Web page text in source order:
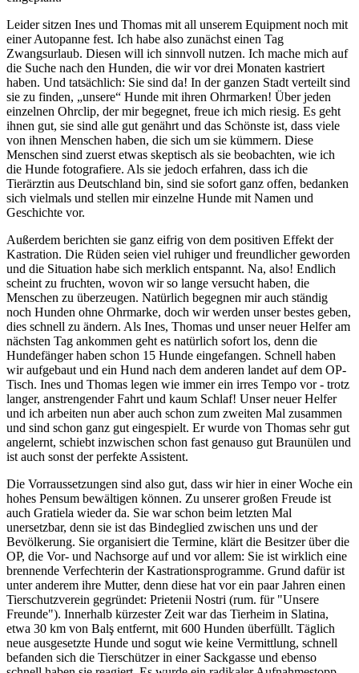
Leider sitzen Ines und Thomas mit all unserem Equipment noch mit
einer Autopanne fest. Ich habe also zunächst einen Tag
Zwangsurlaub. Diesen will ich sinnvoll nutzen. Ich mache mich auf
die Suche nach den Hunden, die wir vor drei Monaten kastriert
haben. Und tatsächlich: Sie sind da! In der ganzen Stadt verteilt sind
sie zu finden, „unsere“ Hunde mit ihren Ohrmarken! Über jeden
einzelnen Ohrclip, der mir begegnet, freue ich mich riesig. Es geht
ihnen gut, sie sind alle gut genährt und das Schönste ist, dass viele
von ihnen Menschen haben, die sich um sie kümmern. Diese
Menschen sind zuerst etwas skeptisch als sie beobachten, wie ich
die Hunde fotografiere. Als sie jedoch erfahren, dass ich die
Tierärztin aus Deutschland bin, sind sie sofort ganz offen, bedanken
sich vielmals und stellen mir einzelne Hunde mit Namen und
Geschichte vor.
Außerdem berichten sie ganz eifrig von dem positiven Effekt der
Kastration. Die Rüden seien viel ruhiger und freundlicher geworden
und die Situation habe sich merklich entspannt. Na, also! Endlich
scheint zu fruchten, wovon wir so lange versucht haben, die
Menschen zu überzeugen. Natürlich begegnen mir auch ständig
noch Hunden ohne Ohrmarke, doch wir werden unser bestes geben,
dies schnell zu ändern. Als Ines, Thomas und unser neuer Helfer am
nächsten Tag ankommen geht es natürlich sofort los, denn die
Hundefänger haben schon 15 Hunde eingefangen. Schnell haben
wir aufgebaut und ein Hund nach dem anderen landet auf dem OP-
Tisch. Ines und Thomas legen wie immer ein irres Tempo vor - trotz
langer, anstrengender Fahrt und kaum Schlaf! Unser neuer Helfer
und ich arbeiten nun aber auch schon zum zweiten Mal zusammen
und sind schon ganz gut eingespielt. Er wurde von Thomas sehr gut
angelernt, schiebt inzwischen schon fast genauso gut Braunülen und
ist auch sonst der perfekte Assistent.
Die Vorraussetzungen sind also gut, dass wir hier in einer Woche ein
hohes Pensum bewältigen können. Zu unserer großen Freude ist
auch Gratiela wieder da. Sie war schon beim letzten Mal
unersetzbar, denn sie ist das Bindeglied zwischen uns und der
Bevölkerung. Sie organisiert die Termine, klärt die Besitzer über die
OP, die Vor- und Nachsorge auf und vor allem: Sie ist wirklich eine
brennende Verfechterin der Kastrationsprogramme. Grund dafür ist
unter anderem ihre Mutter, denn diese hat vor ein paar Jahren einen
Tierschutzverein gegründet: Prietenii Nostri (rum. für "Unsere
Freunde"). Innerhalb kürzester Zeit war das Tierheim in Slatina,
etwa 30 km von Balş entfernt, mit 600 Hunden überfüllt. Täglich
neue ausgesetzte Hunde und sogut wie keine Vermittlung, schnell
befanden sich die Tierschützer in einer Sackgasse und ebenso